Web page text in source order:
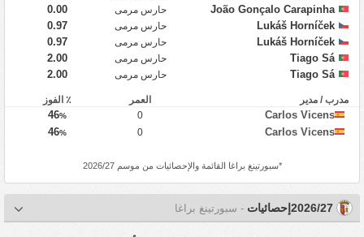
João Gonçalo Carapinha
حارس مرمى
0.00
Lukáš Horníček
حارس مرمى
0.97
Lukáš Horníček
حارس مرمى
0.97
Tiago Sá
حارس مرمى
2.00
Tiago Sá
حارس مرمى 2.00
مدرب / مدير العمر ٪ الفوز
Carlos Vicens
0
46%
Carlos Vicens
0
46%
*سبورتينغ براغا القائمة والإحصائيات من موسم 2026/27
2026/27إحصائيات - سبورتينغ براغا